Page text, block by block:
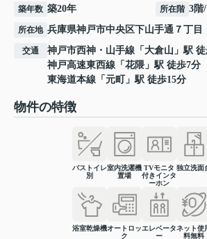
築年数 築20年 所在階 3階
所在地 兵庫県神戸市中央区下山手通 ７丁目
交通 神戸市西神・山手線 「 大倉山 」駅
神戸高速東西線 「 花隈 」駅 徒歩7分
東海道本線 「 元町 」駅 徒歩15分
物件の特徴
バストイレ
別
室内洗濯機
置場
TVモニタ
付きインタ
ーホン
独立洗面
浴室乾燥機オートロッ
ク
エレベータ
ー
ネット使
料無料